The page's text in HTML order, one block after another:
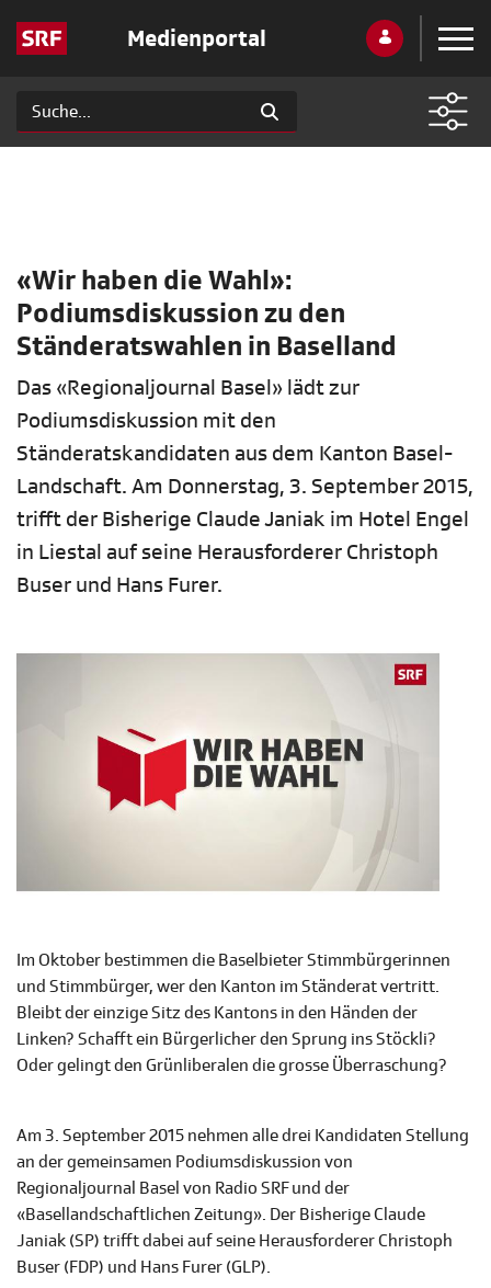
Medienportal
«Wir haben die Wahl»:
Podiumsdiskussion zu den
Ständeratswahlen in Baselland
Das «Regionaljournal Basel» lädt zur
Podiumsdiskussion mit den
Ständeratskandidaten aus dem Kanton Basel-
Landschaft. Am Donnerstag, 3. September 2015,
trifft der Bisherige Claude Janiak im Hotel Engel
in Liestal auf seine Herausforderer Christoph
Buser und Hans Furer.
Im Oktober bestimmen die Baselbieter Stimmbürgerinnen
und Stimmbürger, wer den Kanton im Ständerat vertritt.
Bleibt der einzige Sitz des Kantons in den Händen der
Linken? Schafft ein Bürgerlicher den Sprung ins Stöckli?
Oder gelingt den Grünliberalen die grosse Überraschung?
Am 3. September 2015 nehmen alle drei Kandidaten Stellung
an der gemeinsamen Podiumsdiskussion von
Regionaljournal Basel von Radio SRF und der
«Basellandschaftlichen Zeitung». Der Bisherige Claude
Janiak (SP) trifft dabei auf seine Herausforderer Christoph
Buser (FDP) und Hans Furer (GLP).